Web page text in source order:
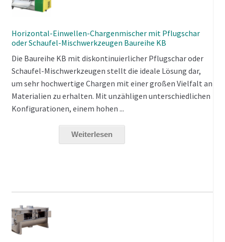
Horizontal-Einwellen-Chargenmischer mit Pflugschar
oder Schaufel-Mischwerkzeugen Baureihe KB
Die Baureihe KB mit diskontinuierlicher Pflugschar oder
Schaufel-Mischwerkzeugen stellt die ideale Lösung dar,
um sehr hochwertige Chargen mit einer großen Vielfalt an
Materialien zu erhalten. Mit unzähligen unterschiedlichen
Konfigurationen, einem hohen ...
Weiterlesen